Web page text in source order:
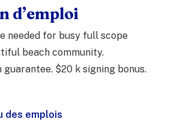
d’emploi
needed for busy full scope
beach community.
guarantee. $20 k signing bonus.
des emplois